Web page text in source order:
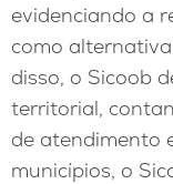
evidenciando a
como
disso, o Sicoob
territorial,
de atendimento
municípios, o